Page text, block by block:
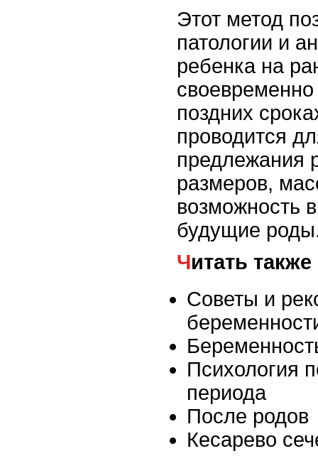
Этот метод
патологии и
ребенка на
поздних
проводится
предлежания
размеров,
возможность
будущие
Читать также
Советы и
Психология
периода
После родов
Кесарево